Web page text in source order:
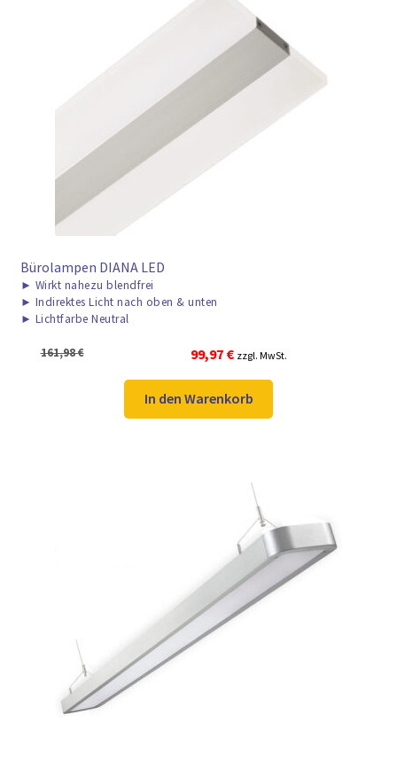
Bürolampen DIANA LED
► Wirkt nahezu blendfrei
► Indirektes Licht nach oben & unten
► Lichtfarbe Neutral
161,98€
Ursprünglicher
war:
161,98 €
99,97 €Aktueller
ist:
99,97 €.
zzgl. MwSt.
In den Warenkorb